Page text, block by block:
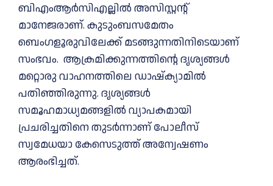
ബിഎംആർസിഎല്ലിൽ അസിസ്റ്റന്റ്
മാനേജരാണ്. കുടുംബസമേതം
ബെംഗളൂരുവിലേക്ക് മടങ്ങുന്നതിനിടെയാണ്
സംഭവം. ആക്രമിക്കുന്നത്തിന്റെ ദൃശ്യങ്ങള്‍
മറ്റൊരു വാഹനത്തിലെ ഡാഷ്‌ക്യാമിൽ
പതിഞ്ഞിരുന്നു. ദൃശ്യങ്ങൾ
സമൂഹമാധ്യമങ്ങളിൽ വ്യാപകമായി
പ്രചരിച്ചതിനെ തുടർന്നാണ് പോലീസ്
സ്വമേധയാ കേസെടുത്ത് അന്വേഷണം
ആരംഭിച്ചത്.